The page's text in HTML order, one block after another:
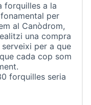
forquilles a la
per
al Canòdrom,
una compra
per a que
cada cop som
forquilles seria